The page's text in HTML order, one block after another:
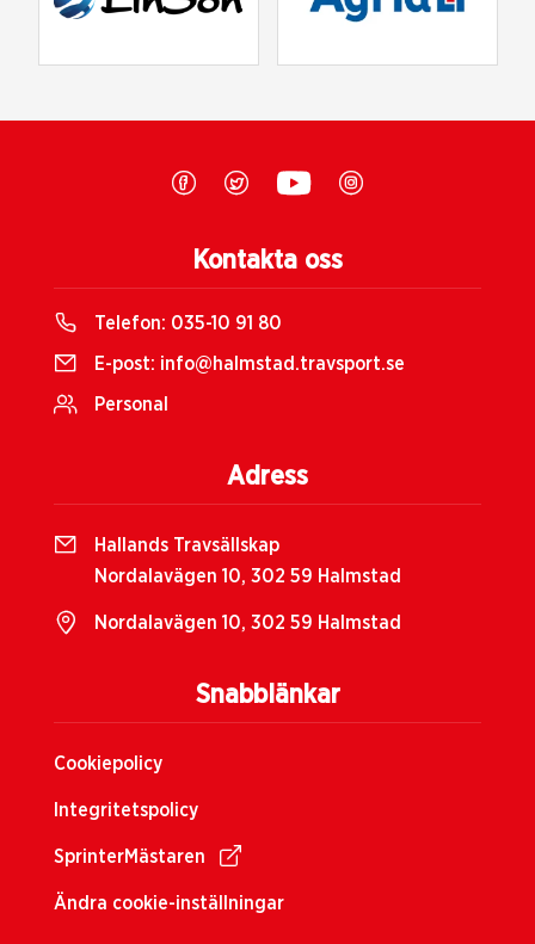
Snabblänkar
Cookiepolicy
Integritetspolicy
SprinterMästaren
Ändra cookie-inställningar
Kontakta oss
Telefon: 035-10 91 80
E-post: info@halmstad.travsport.se
Personal
Adress
Hallands Travsällskap
Nordalavägen 10, 302 59 Halmstad
Nordalavägen 10, 302 59 Halmstad